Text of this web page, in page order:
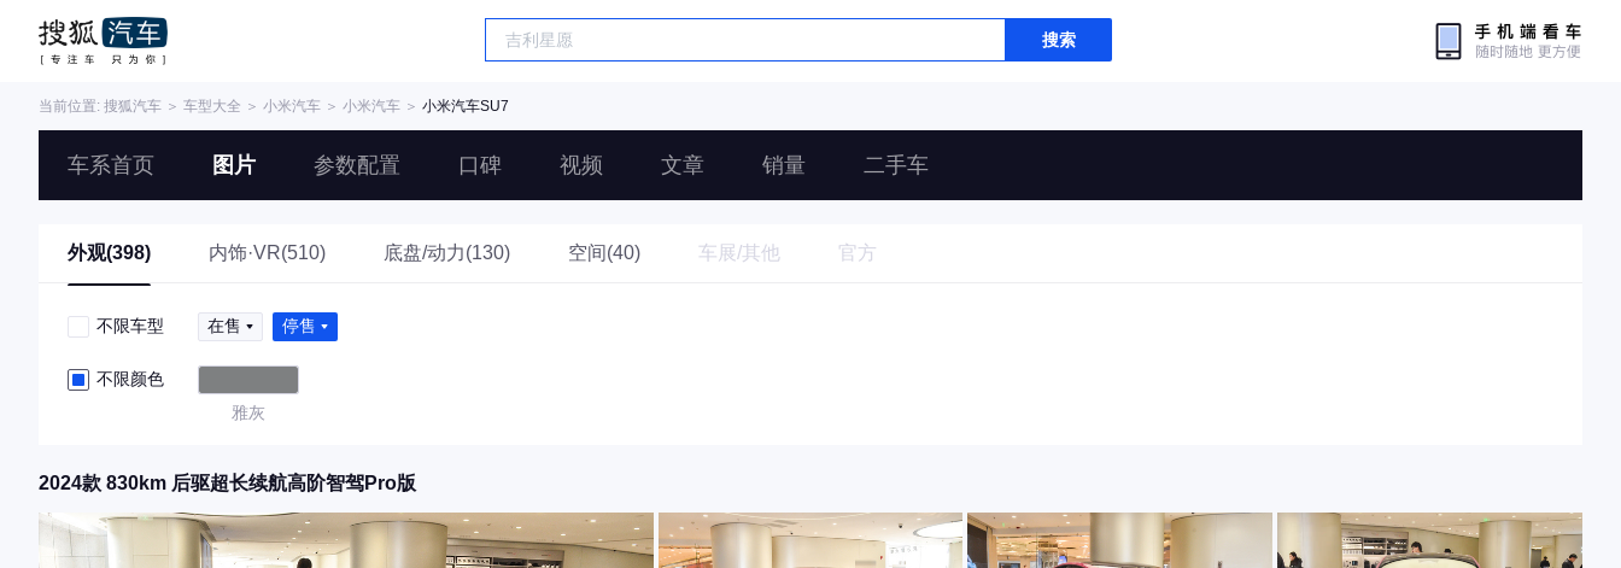
搜索
当前位置: 搜狐汽车 ＞ 车型大全 ＞ 小米汽车 ＞ 小米汽车 ＞ 小米汽车SU7
车系首页 图片 参数配置 口碑 视频 文章 销量 二手车
外观(398) 内饰·VR(510) 底盘/动力(130) 空间(40) 车展/其他 官方
不限车型 在售 停售
不限颜色
雅灰
2024款 830km 后驱超长续航高阶智驾Pro版